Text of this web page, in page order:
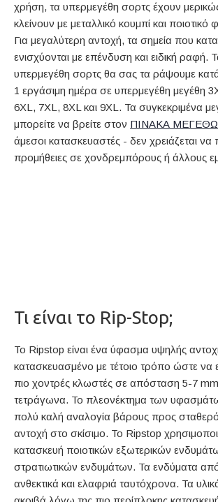
χρήση, τα υπερμεγέθη σορτς έχουν
κλείνουν με μεταλλικό κουμπί και
Για μεγαλύτερη αντοχή, τα σημεία που
ενισχύονται με επένδυση και ειδική ραφή.
υπερμεγέθη σορτς θα σας τα ράψουμε
1 εργάσιμη ημέρα σε υπερμεγέθη μεγέθη
6XL, 7XL, 8XL και 9XL. Τα συγκεκριμένα
μπορείτε να βρείτε στον ΠΙΝΑΚΑ
άμεσοι κατασκευαστές - δεν χρειάζεται
προμήθειες σε χονδρεμπόρους ή άλλους
Τι είναι το Rip-Stop;
Το Ripstop είναι ένα ύφασμα υψηλής
κατασκευασμένο με τέτοιο τρόπο ώστε να
πιο χοντρές κλωστές σε απόσταση 5-7
τετράγωνα. Το πλεονέκτημα των
πολύ καλή αναλογία βάρους προς
αντοχή στο σκίσιμο. Το Ripstop
κατασκευή ποιοτικών εξωτερικών
στρατιωτικών ενδυμάτων. Τα ενδύματα
ανθεκτικά και ελαφριά ταυτόχρονα. Τα